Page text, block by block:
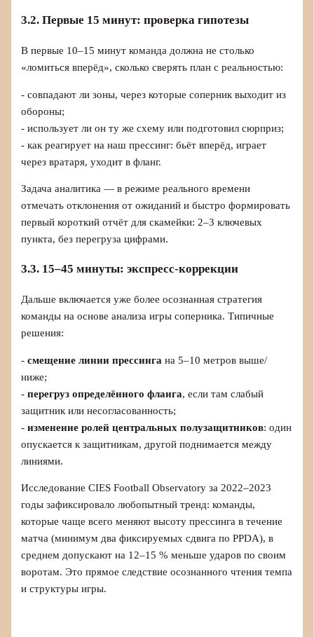
3.2. Первые 15 минут: проверка гипотезы
В первые 10–15 минут команда должна не столько
«ломиться вперёд», сколько сверять план с реальностью:
- совпадают ли зоны, через которые соперник выходит из
обороны;
- использует ли он ту же схему или подготовил сюрприз;
- как реагирует на наш прессинг: бьёт вперёд, играет
через вратаря, уходит в фланг.
Задача аналитика — в режиме реального времени
отмечать отклонения от ожиданий и быстро формировать
первый короткий отчёт для скамейки: 2–3 ключевых
пункта, без перегруза цифрами.
3.3. 15–45 минуты: экспресс‑коррекции
Дальше включается уже более осознанная стратегия
команды на основе анализа игры соперника. Типичные
решения:
-смещение линии прессинга на 5–10 метров выше/
ниже;
-перегруз определённого фланга, если там слабый
защитник или несогласованность;
-изменение ролей центральных полузащитников: один
опускается к защитникам, другой поднимается между
линиями.
Исследование CIES Football Observatory за 2022–2023
годы зафиксировало любопытный тренд: команды,
которые чаще всего меняют высоту прессинга в течение
матча (минимум два фиксируемых сдвига по PPDA), в
среднем допускают на 12–15 % меньше ударов по своим
воротам. Это прямое следствие осознанного чтения темпа
и структуры игры.